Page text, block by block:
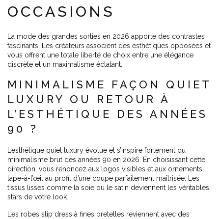
OCCASIONS
La mode des grandes sorties en 2026 apporte des contrastes
fascinants. Les créateurs associent des esthétiques opposées et
vous offrent une totale liberté de choix entre une élégance
discrète et un maximalisme éclatant.
MINIMALISME FAÇON QUIET
LUXURY OU RETOUR À
L’ESTHÉTIQUE DES ANNÉES
90 ?
L’esthétique quiet luxury évolue et s’inspire fortement du
minimalisme brut des années 90 en 2026. En choisissant cette
direction, vous renoncez aux logos visibles et aux ornements
tape-à-l’œil au profit d’une coupe parfaitement maîtrisée. Les
tissus lisses comme la soie ou le satin deviennent les véritables
stars de votre look.
Les robes slip dress à fines bretelles reviennent avec des